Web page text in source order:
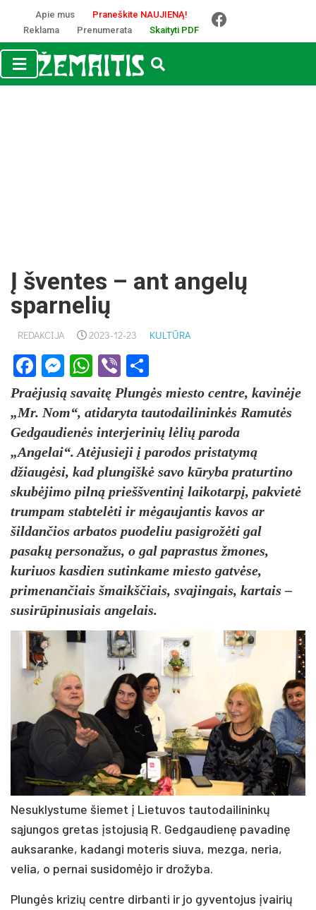
Apie mus
Praneškite NAUJIENĄ!
Reklama
Prenumerata Skaityti PDF
Į šventes – ant angelų
sparnelių
REDAKCIJA 2023-12-23 KULTŪRA
Facebook
Messenger
WhatsApp
Viber
Praėjusią savaitę Plungės miesto centre, kavinėje
„Mr. Nom“, atidaryta tautodailininkės Ramutės
Gedgaudienės interjerinių lėlių paroda
„Angelai“. Atėjusieji į parodos pristatymą
džiaugėsi, kad plungiškė savo kūryba praturtino
skubėjimo pilną prieššventinį laikotarpį, pakvietė
trumpam stabtelėti ir mėgaujantis kavos ar
šildančios arbatos puodeliu pasigrožėti gal
pasakų personažus, o gal paprastus žmones,
kuriuos kasdien sutinkame miesto gatvėse,
primenančiais šmaikščiais, svajingais, kartais –
susirūpinusiais angelais.
Nesuklystume šiemet į Lietuvos tautodailininkų
sąjungos gretas įstojusią R. Gedgaudienę pavadinę
auksaranke, kadangi moteris siuva, mezga, neria,
velia, o pernai susidomėjo ir drožyba.
Plungės krizių centre dirbanti ir jo gyventojus įvairių